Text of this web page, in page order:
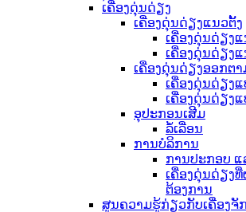
ເຄື່ອງດຸ່ນດ່ຽງ
ເຄື່ອງດຸ່ນດ່ຽງແນວຕັ້ງ
ເຄື່ອງດຸ່ນດ່ຽງ
ເຄື່ອງດຸ່ນດ່ຽງ
ເຄື່ອງດຸ່ນດ່ຽງອອກຕ
ເຄື່ອງດຸ່ນດ່ຽງ
ເຄື່ອງດຸ່ນດ່ຽງ
ອຸປະກອນເສີມ
ລໍ້ເລື່ອນ
ການບໍລິການ
ການປະກອບ ແ
ເຄື່ອງດຸ່ນດ່ຽງ
ຕ້ອງການ
ສູນຄວາມຮູ້ກ່ຽວກັບເຄື່ອງຈັ